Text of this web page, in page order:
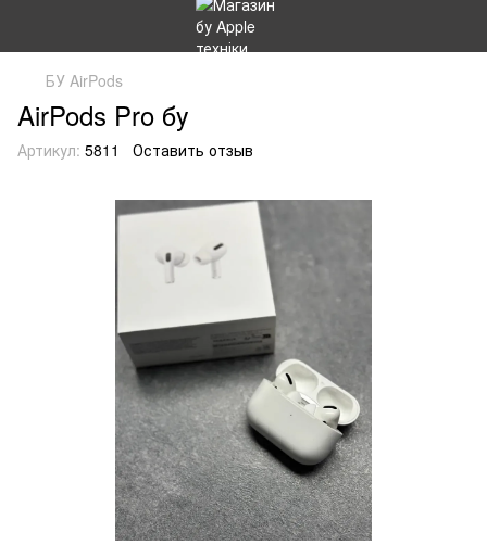
БУ AirPods
AirPods Pro бу
Артикул: 5811 Оставить отзыв